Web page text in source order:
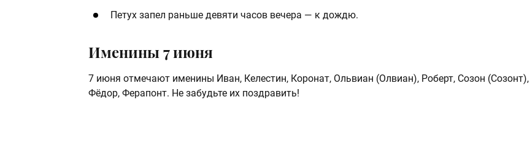
Петух запел раньше девяти часов вечера — к дождю.
Именины 7 июня
7 июня отмечают именины Иван, Келестин, Коронат, Ольвиан (Олвиан), Роберт, Созон (Созонт),
Фёдор, Ферапонт. Не забудьте их поздравить!